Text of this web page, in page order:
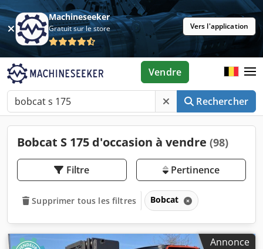
Machineseeker
Gratuit sur le store Vers l'application
Rechercher
Vendre
Bobcat S 175 d'occasion à vendre (98)
Filtre Pertinence
Supprimer tous les filtres Bobcat
Annonce